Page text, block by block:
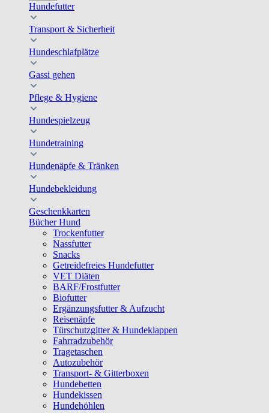
Hundefutter
Transport & Sicherheit
Hundeschlafplätze
Gassi gehen
Pflege & Hygiene
Hundespielzeug
Hundetraining
Hundenäpfe & Tränken
Hundebekleidung
Geschenkkarten
Bücher Hund
Trockenfutter
Nassfutter
Snacks
Getreidefreies Hundefutter
VET Diäten
BARF/Frostfutter
Biofutter
Ergänzungsfutter & Aufzucht
Reisenäpfe
Türschutzgitter & Hundeklappen
Fahrradzubehör
Tragetaschen
Autozubehör
Transport- & Gitterboxen
Hundebetten
Hundekissen
Hundehöhlen